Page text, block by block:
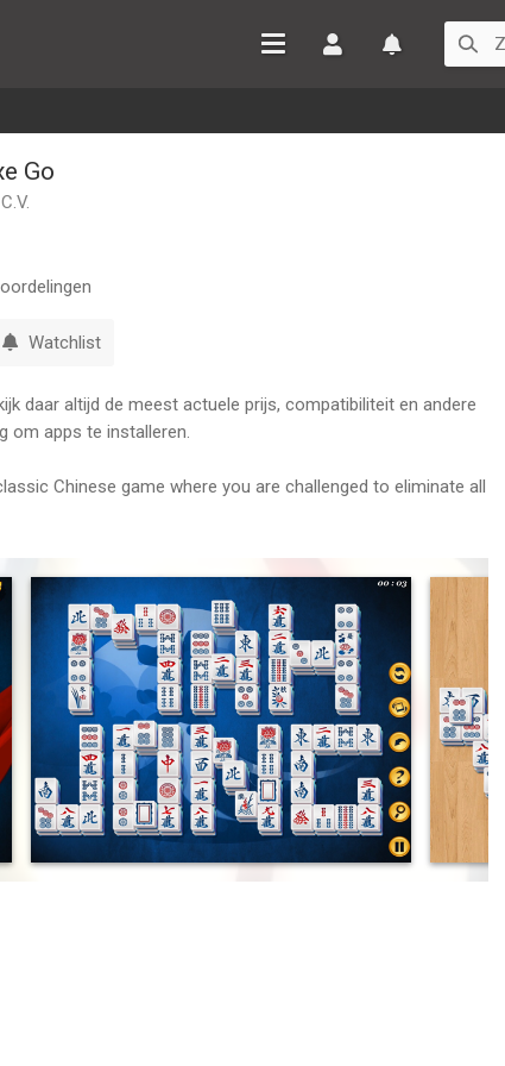
Go
Watchlist
daar altijd de meest actuele prijs, compatibiliteit en andere
om apps te installeren.
Chinese game where you are challenged to eliminate all
and 3,780 different puzzle layouts along with relaxing
characters and symbols and made for us in China. Find
of the lines in the various puzzles to remove the tiles from
so you can play the same puzzle many times with it never
tile order each time.
spirit songs in the background when chosen.
music and fun animal sounds.
een app voor iPhone, iPad en iPod touch met iOS versie 18.6